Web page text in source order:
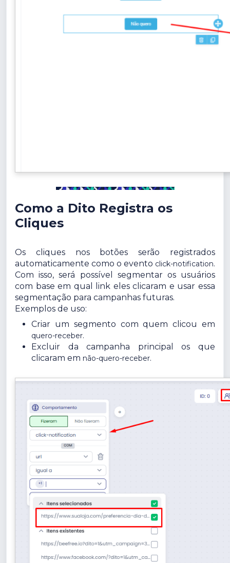
Como a Dito Registra os
Cliques
Os cliques nos botões serão registrados
automaticamente como o evento click-notification.
Com isso, será possível segmentar os usuários
com base em qual link eles clicaram e usar essa
segmentação para campanhas futuras.
Exemplos de uso:
Criar um segmento com quem clicou em
quero-receber.
Excluir da campanha principal os que
clicaram em não-quero-receber.